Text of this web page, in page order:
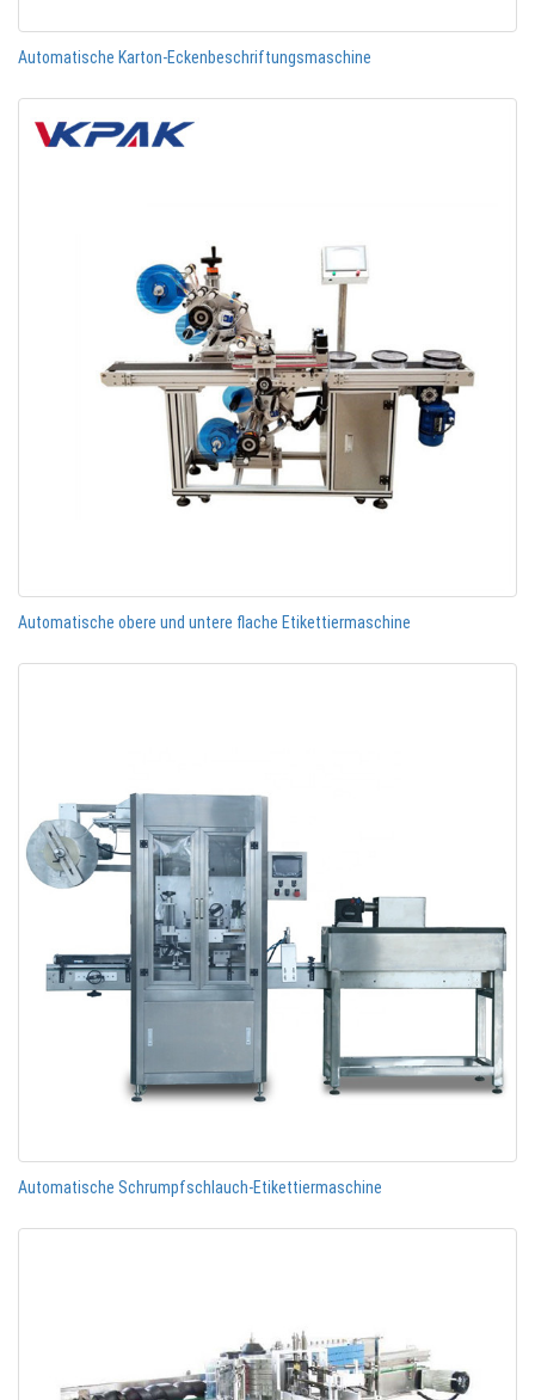
Automatische Karton-Eckenbeschriftungsmaschine
Automatische obere und untere flache Etikettiermaschine
Automatische Schrumpfschlauch-Etikettiermaschine